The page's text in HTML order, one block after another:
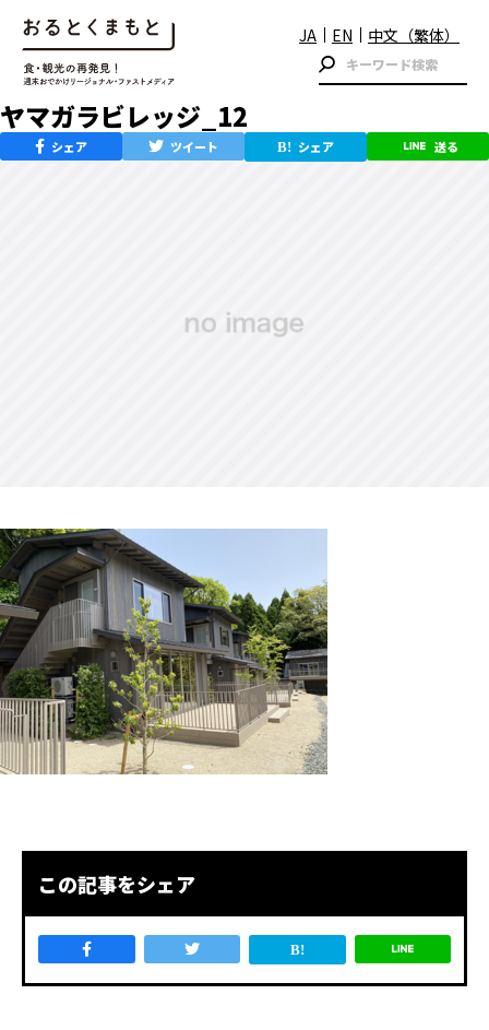
JA EN 中文（繁体）
ヤマガラビレッジ_12
シェア ツイート シェア 送る
この記事をシェア